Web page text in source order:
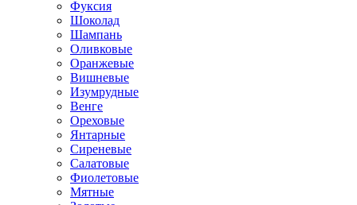
Фуксия
Шоколад
Шампань
Оливковые
Оранжевые
Вишневые
Изумрудные
Венге
Ореховые
Янтарные
Сиреневые
Салатовые
Фиолетовые
Мятные